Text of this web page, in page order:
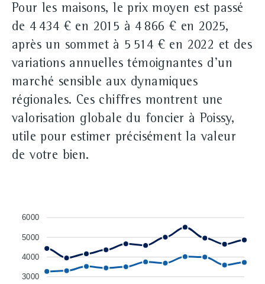
Pour les maisons, le prix moyen est passé
de 4 434 € en 2015 à 4 866 € en 2025,
après un sommet à 5 514 € en 2022 et des
variations annuelles témoignantes d'un
marché sensible aux dynamiques
régionales. Ces chiffres montrent une
valorisation globale du foncier à Poissy,
utile pour estimer précisément la valeur
de votre bien.
6000
5000
4000
3000